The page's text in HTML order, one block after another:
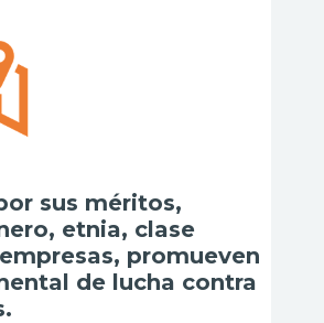
sus méritos,
etnia, clase
promueven
de lucha contra